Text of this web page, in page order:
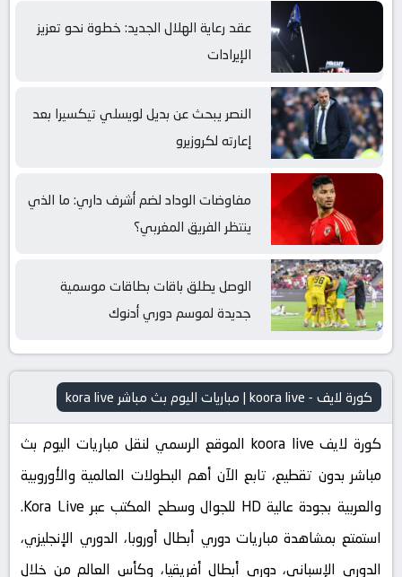
عقد رعاية الهلال الجديد: خطوة نحو تعزيز
الإيرادات
النصر يبحث عن بديل لويسلي تيكسيرا بعد
إعارته لكروزيرو
مفاوضات الوداد لضم أشرف داري: ما الذي
ينتظر الفريق المغربي؟
الوصل يطلق باقات بطاقات موسمية
جديدة لموسم دوري أدنوك
كورة لايف - koora live | مباريات اليوم بث مباشر kora live
كورة لايف koora live الموقع الرسمي لنقل مباريات اليوم بث
مباشر بدون تقطيع، تابع الآن أهم البطولات العالمية والأوروبية
والعربية بجودة عالية HD للجوال وسطح المكتب عبر Kora Live.
استمتع بمشاهدة مباريات دوري أبطال أوروبا، الدوري الإنجليزي،
الدوري الإسباني، دوري أبطال أفريقيا، وكأس العالم من خلال